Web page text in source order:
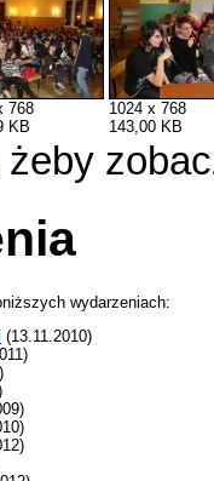
768
KB
1024 x 768
143,00 KB
żeby
wydarzeniach:
(13.11.2010)